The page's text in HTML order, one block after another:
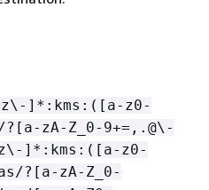
z\-]*:kms:([a-z0-
zA-Z_0-9+=,.@\-
z\-]*:kms:([a-z0-
?[a-zA-Z_0-